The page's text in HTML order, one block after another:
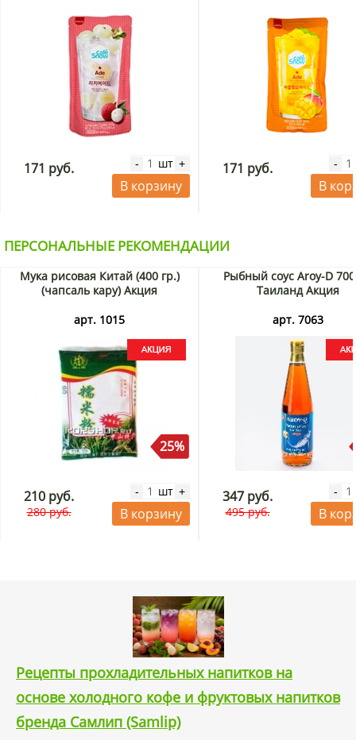
171 руб. - шт +
В корзину
171 руб. -
В
ПЕРСОНАЛЬНЫЕ РЕКОМЕНДАЦИИ
Мука рисовая Китай (400 гр.)
(чапсаль кару) Акция
арт. 1015
25%
210 руб.
280 руб.
- шт +
В корзину
Рыбный соус Aroy-D
Таиланд Акция
арт. 7063
347 руб.
495 руб.
-
В
Рецепты прохладительных напитков на
основе холодного кофе и фруктовых напитков
бренда Самлип (Samlip)